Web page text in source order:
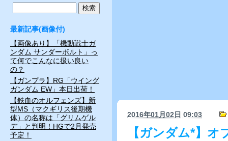
2016年01月02日 09:03
【ガンダム*】
最新記事(画像付)
【画像あり】「機動戦士ガ
ンダム サンダーボルト」っ
て何でこんなに扱い良い
の？
【ガンプラ】RG「ウイング
ガンダム EW」本日出荷！
【鉄血のオルフェンズ】新
型MS（マクギリス後期機
体）の名称は「グリムゲル
デ」と判明！HGで2月発売
予定！